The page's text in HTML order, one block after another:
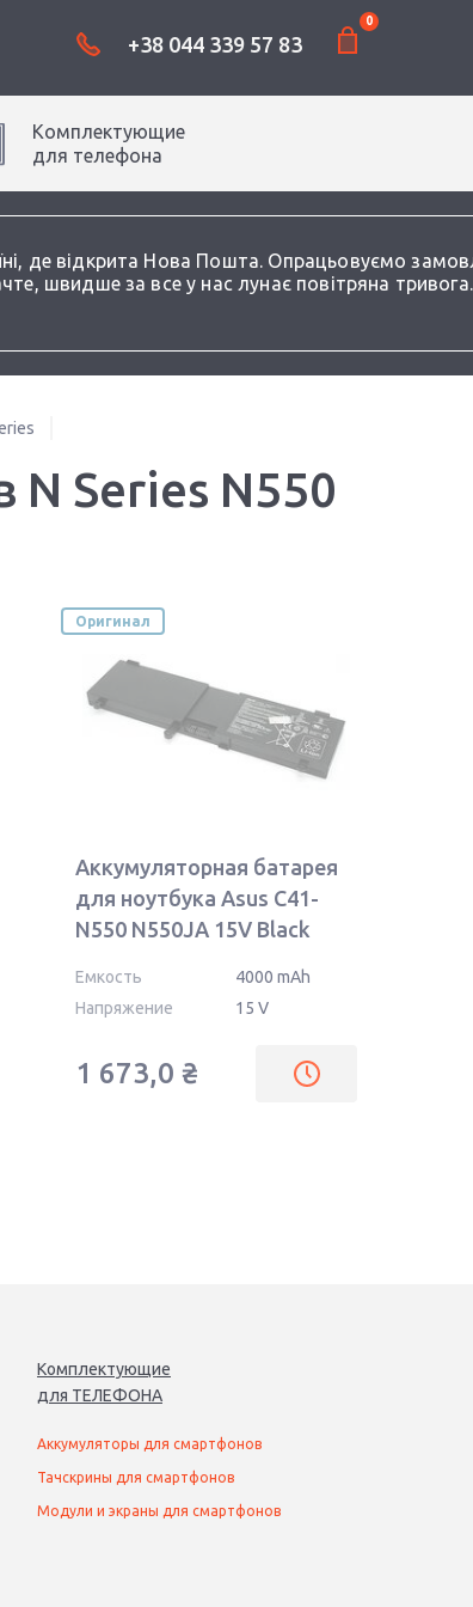
де відкрита Нова Пошта. Опрацьовуємо
швидше за все у нас лунає повітряна
+38 044 339 57 83
0
Комплектующие
для телефона
Series N550
Оригинал
Аккумуляторная батарея
для ноутбука Asus C41-
N550 N550JA 15V Black
Емкость
4000 mAh
Напряжение
15 V
1 673,0 ₴
Комплектующие
для ТЕЛЕФОНА
Аккумуляторы для смартфонов
Тачскрины для смартфонов
Модули и экраны для смартфонов